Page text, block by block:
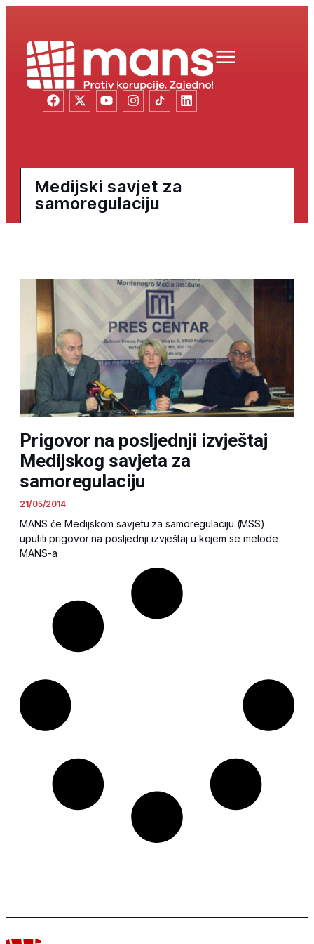
Medijski savjet za
samoregulaciju
Prigovor na posljednji izvještaj
Medijskog savjeta za
samoregulaciju
21/05/2014
MANS će Medijskom savjetu za samoregulaciju (MSS)
uputiti prigovor na posljednji izvještaj u kojem se metode
MANS-a